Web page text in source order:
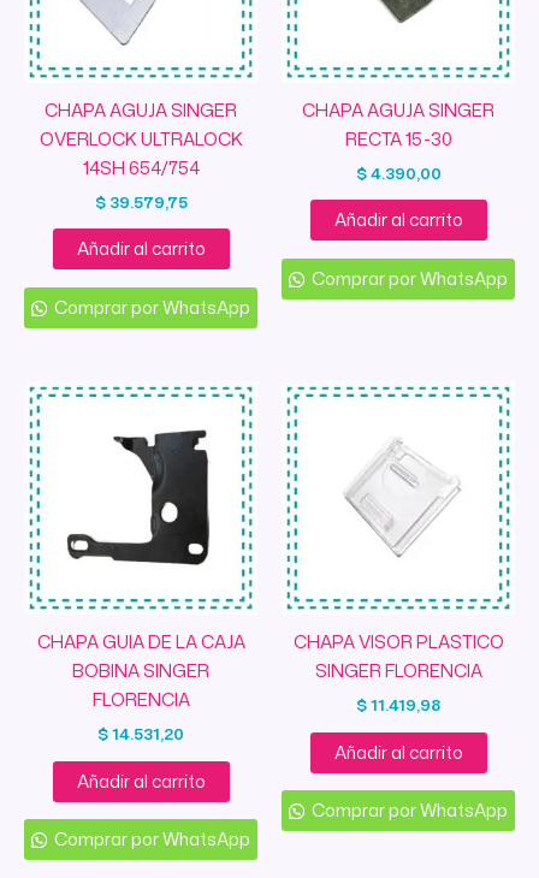
CHAPA AGUJA SINGER
OVERLOCK ULTRALOCK
14SH 654/754
$39.579,75
Añadir al carrito
Comprar por WhatsApp
CHAPA AGUJA SINGER
RECTA 15-30
$4.390,00
Añadir al carrito
Comprar por WhatsApp
CHAPA GUIA DE LA CAJA
BOBINA SINGER
FLORENCIA
$14.531,20
Añadir al carrito
Comprar por WhatsApp
CHAPA VISOR PLASTICO
SINGER FLORENCIA
$11.419,98
Añadir al carrito
Comprar por WhatsApp